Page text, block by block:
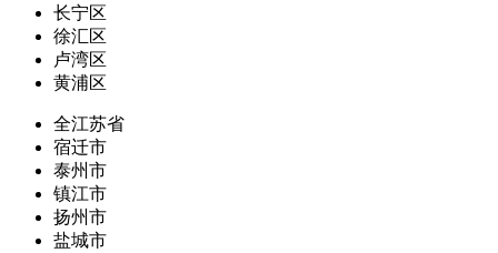
长宁区
徐汇区
卢湾区
黄浦区
全江苏省
宿迁市
泰州市
镇江市
扬州市
盐城市